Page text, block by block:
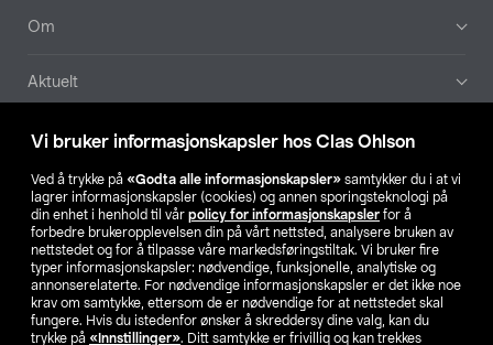
Vi bruker informasjonskapsler hos Clas Ohlson
Ved å trykke på «Godta alle informasjonskapsler» samtykker du i at vi
lagrer informasjonskapsler (cookies) og annen sporingsteknologi på
din enhet i henhold til vår policy for informasjonskapsler for å
forbedre brukeropplevelsen din på vårt nettsted, analysere bruken av
nettstedet og for å tilpasse våre markedsføringstiltak. Vi bruker fire
typer informasjonskapsler: nødvendige, funksjonelle, analytiske og
annonserelaterte. For nødvendige informasjonskapsler er det ikke noe
krav om samtykke, ettersom de er nødvendige for at nettstedet skal
fungere. Hvis du istedenfor ønsker å skreddersy dine valg, kan du
trykke på «Innstillinger». Ditt samtykke er frivillig og kan trekkes
Om
Aktuelt
Våre selskaper
Finn din butikk
SE NO FI